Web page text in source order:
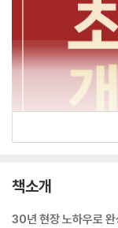
책소개
30년 현장 노하우로